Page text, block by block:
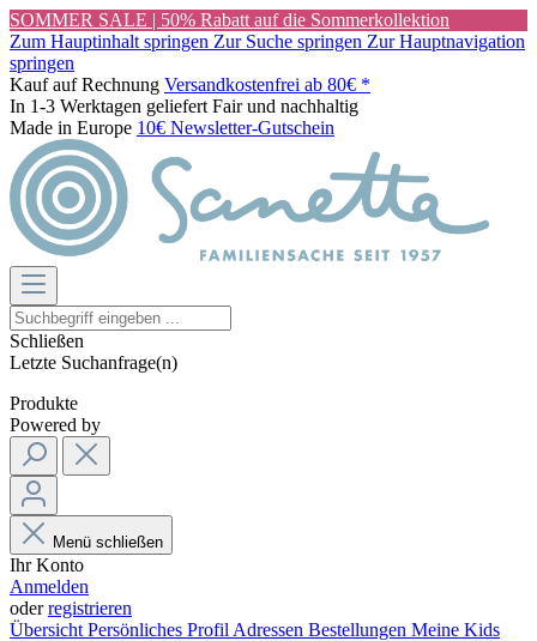
SOMMER SALE | 50% Rabatt auf die Sommerkollektion
Zum Hauptinhalt springen Zur Suche springen Zur Hauptnavigation
springen
Kauf auf Rechnung Versandkostenfrei ab 80€ *
In 1-3 Werktagen geliefert Fair und nachhaltig
Made in Europe 10€ Newsletter-Gutschein
Schließen
Letzte Suchanfrage(n)
Produkte
Powered by
Menü schließen
Ihr Konto
Anmelden
oderregistrieren
Übersicht Persönliches Profil Adressen Bestellungen Meine Kids